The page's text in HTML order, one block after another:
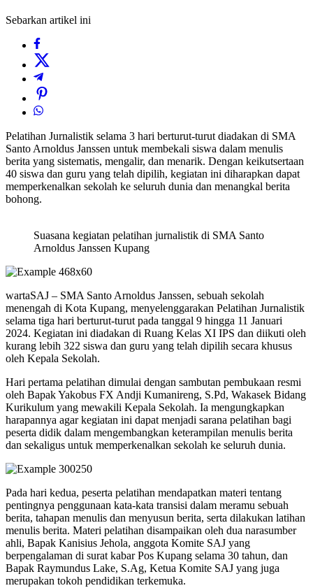
Sebarkan artikel ini
Pelatihan Jurnalistik selama 3 hari berturut-turut diadakan di SMA
Santo Arnoldus Janssen untuk membekali siswa dalam menulis
berita yang sistematis, mengalir, dan menarik. Dengan keikutsertaan
40 siswa dan guru yang telah dipilih, kegiatan ini diharapkan dapat
memperkenalkan sekolah ke seluruh dunia dan menangkal berita
bohong.
Suasana kegiatan pelatihan jurnalistik di SMA Santo
Arnoldus Janssen Kupang
wartaSAJ – SMA Santo Arnoldus Janssen, sebuah sekolah
menengah di Kota Kupang, menyelenggarakan Pelatihan Jurnalistik
selama tiga hari berturut-turut pada tanggal 9 hingga 11 Januari
2024. Kegiatan ini diadakan di Ruang Kelas XI IPS dan diikuti oleh
kurang lebih 322 siswa dan guru yang telah dipilih secara khusus
oleh Kepala Sekolah.
Hari pertama pelatihan dimulai dengan sambutan pembukaan resmi
oleh Bapak Yakobus FX Andji Kumanireng, S.Pd, Wakasek Bidang
Kurikulum yang mewakili Kepala Sekolah. Ia mengungkapkan
harapannya agar kegiatan ini dapat menjadi sarana pelatihan bagi
peserta didik dalam mengembangkan keterampilan menulis berita
dan sekaligus untuk memperkenalkan sekolah ke seluruh dunia.
Pada hari kedua, peserta pelatihan mendapatkan materi tentang
pentingnya penggunaan kata-kata transisi dalam meramu sebuah
berita, tahapan menulis dan menyusun berita, serta dilakukan latihan
menulis berita. Materi pelatihan disampaikan oleh dua narasumber
ahli, Bapak Kanisius Jehola, anggota Komite SAJ yang
berpengalaman di surat kabar Pos Kupang selama 30 tahun, dan
Bapak Raymundus Lake, S.Ag, Ketua Komite SAJ yang juga
merupakan tokoh pendidikan terkemuka.